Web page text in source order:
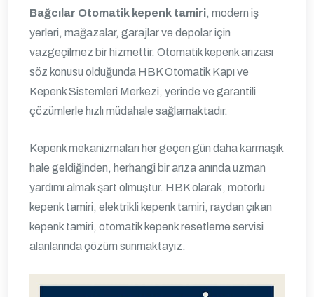
Bağcılar Otomatik kepenk tamiri, modern iş
yerleri, mağazalar, garajlar ve depolar için
vazgeçilmez bir hizmettir. Otomatik kepenk arızası
söz konusu olduğunda HBK Otomatik Kapı ve
Kepenk Sistemleri Merkezi, yerinde ve garantili
çözümlerle hızlı müdahale sağlamaktadır.
Kepenk mekanizmaları her geçen gün daha karmaşık
hale geldiğinden, herhangi bir arıza anında uzman
yardımı almak şart olmuştur. HBK olarak, motorlu
kepenk tamiri, elektrikli kepenk tamiri, raydan çıkan
kepenk tamiri, otomatik kepenk resetleme servisi
alanlarında çözüm sunmaktayız.